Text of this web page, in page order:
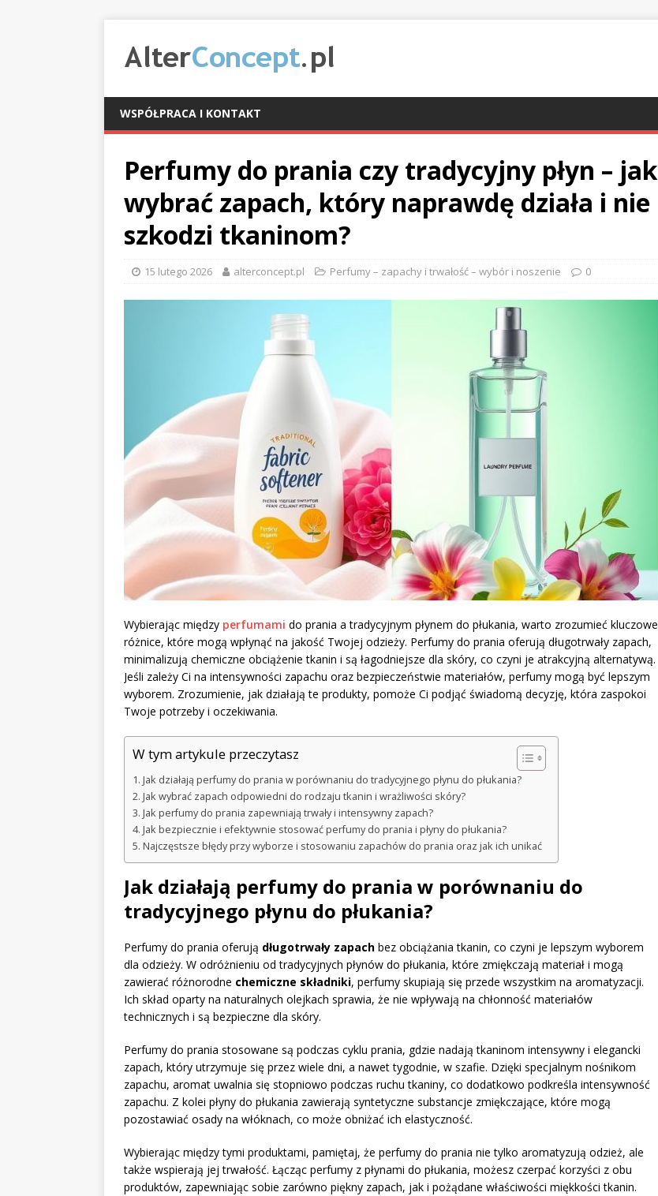
WSPÓŁPRACA I KONTAKT
Perfumy do prania czy tradycyjny płyn – jak
wybrać zapach, który naprawdę działa i nie
szkodzi tkaninom?
15 lutego 2026 alterconcept.pl Perfumy – zapachy i trwałość – wybór i noszenie 0
Wybierając między perfumami do prania a tradycyjnym płynem do płukania, warto zrozumieć kluczowe
różnice, które mogą wpłynąć na jakość Twojej odzieży. Perfumy do prania oferują długotrwały zapach,
minimalizują chemiczne obciążenie tkanin i są łagodniejsze dla skóry, co czyni je atrakcyjną alternatywą.
Jeśli zależy Ci na intensywności zapachu oraz bezpieczeństwie materiałów, perfumy mogą być lepszym
wyborem. Zrozumienie, jak działają te produkty, pomoże Ci podjąć świadomą decyzję, która zaspokoi
Twoje potrzeby i oczekiwania.
W tym artykule przeczytasz
Jak działają perfumy do prania w porównaniu do tradycyjnego płynu do płukania?
Jak wybrać zapach odpowiedni do rodzaju tkanin i wrażliwości skóry?
Jak perfumy do prania zapewniają trwały i intensywny zapach?
Jak bezpiecznie i efektywnie stosować perfumy do prania i płyny do płukania?
Najczęstsze błędy przy wyborze i stosowaniu zapachów do prania oraz jak ich unikać
Jak działają perfumy do prania w porównaniu do
tradycyjnego płynu do płukania?
Perfumy do prania oferują długotrwały zapach bez obciążania tkanin, co czyni je lepszym wyborem
dla odzieży. W odróżnieniu od tradycyjnych płynów do płukania, które zmiękczają materiał i mogą
zawierać różnorodne chemiczne składniki, perfumy skupiają się przede wszystkim na aromatyzacji.
Ich skład oparty na naturalnych olejkach sprawia, że nie wpływają na chłonność materiałów
technicznych i są bezpieczne dla skóry.
Perfumy do prania stosowane są podczas cyklu prania, gdzie nadają tkaninom intensywny i elegancki
zapach, który utrzymuje się przez wiele dni, a nawet tygodnie, w szafie. Dzięki specjalnym nośnikom
zapachu, aromat uwalnia się stopniowo podczas ruchu tkaniny, co dodatkowo podkreśla intensywność
zapachu. Z kolei płyny do płukania zawierają syntetyczne substancje zmiękczające, które mogą
pozostawiać osady na włóknach, co może obniżać ich elastyczność.
Wybierając między tymi produktami, pamiętaj, że perfumy do prania nie tylko aromatyzują odzież, ale
także wspierają jej trwałość. Łącząc perfumy z płynami do płukania, możesz czerpać korzyści z obu
produktów, zapewniając sobie zarówno piękny zapach, jak i pożądane właściwości miękkości tkanin.